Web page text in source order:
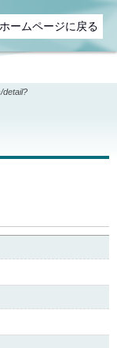
ホームページに戻る
detail?